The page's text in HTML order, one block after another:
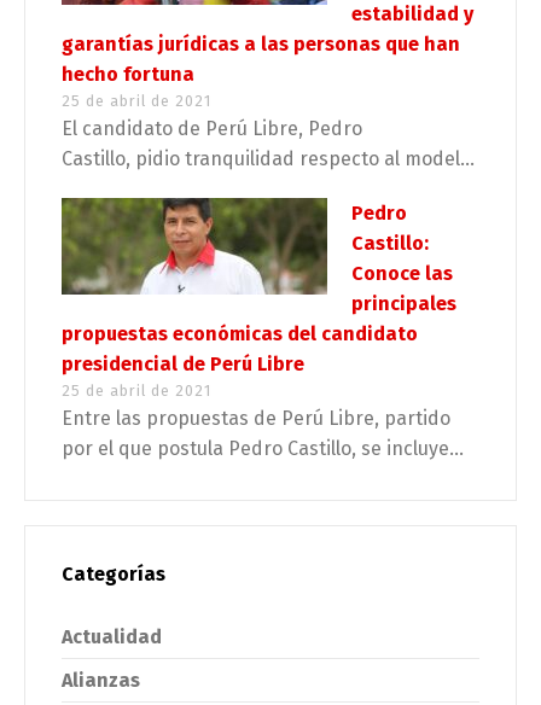
estabilidad y
garantías jurídicas a las personas que han
hecho fortuna
25 de abril de 2021
El candidato de Perú Libre, Pedro
Castillo, pidio tranquilidad respecto al model...
Pedro
Castillo:
Conoce las
principales
propuestas económicas del candidato
presidencial de Perú Libre
25 de abril de 2021
Entre las propuestas de Perú Libre, partido
por el que postula Pedro Castillo, se incluye...
Categorías
Actualidad
Alianzas